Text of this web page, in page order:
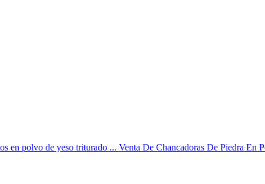
en polvo de yeso triturado ... Venta De Chancadoras De Piedra En